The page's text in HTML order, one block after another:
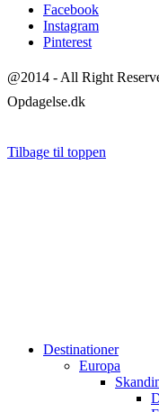
Facebook
Instagram
Pinterest
@2014 - All Right
Opdagelse.dk
Tilbage til toppen
Destinationer
Europa